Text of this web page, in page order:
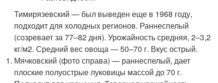
Тимирязевский — был выведен еще в 1968 году,
подходит для холодных регионов. Раннеспелый
(созревает за 77–82 дня). Урожайность средняя, 2–3,2
кг/м2. Средний вес овоща — 50–70 г. Вкус острый.
Мячковский (фото справа) — раннеспелый, дает
плоские полуострые луковицы массой до 70 г.